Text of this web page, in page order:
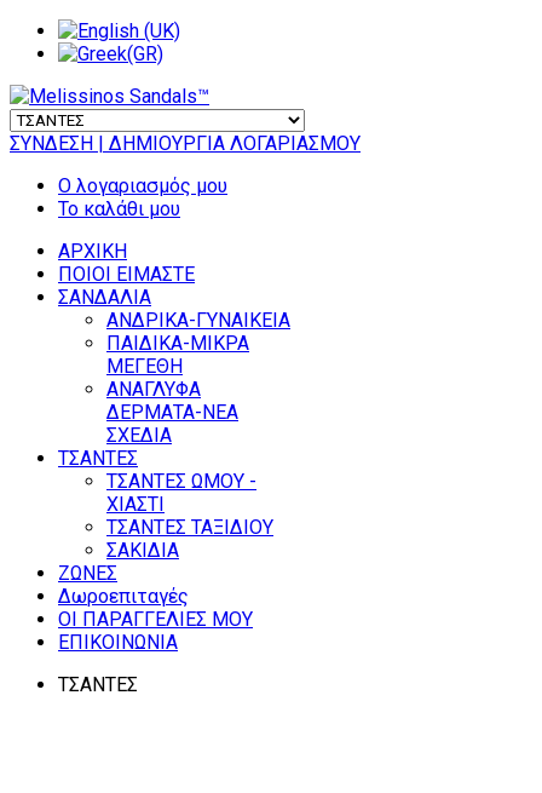
ΣΥΝΔΕΣΗ | ΔΗΜΙΟΥΡΓΙΑ ΛΟΓΑΡΙΑΣΜΟΥ
Ο λογαριασμός μου
Το καλάθι μου
ΑΡΧΙΚΗ
ΠΟΙΟΙ ΕΙΜΑΣΤΕ
ΣΑΝΔΑΛΙΑ
ΑΝΔΡΙΚΑ-ΓΥΝΑΙΚΕΙΑ
ΠΑΙΔΙΚΑ-ΜΙΚΡΑ
ΜΕΓΕΘΗ
ΑΝΑΓΛΥΦΑ
ΔΕΡΜΑΤΑ-ΝΕΑ
ΣΧΕΔΙΑ
ΤΣΑΝΤΕΣ
ΤΣΑΝΤΕΣ ΩΜΟΥ -
ΧΙΑΣΤΙ
ΤΣΑΝΤΕΣ ΤΑΞΙΔΙΟΥ
ΣΑΚΙΔΙΑ
ΖΩΝΕΣ
Δωροεπιταγές
ΟΙ ΠΑΡΑΓΓΕΛΙΕΣ ΜΟΥ
ΕΠΙΚΟΙΝΩΝΙΑ
ΤΣΑΝΤΕΣ